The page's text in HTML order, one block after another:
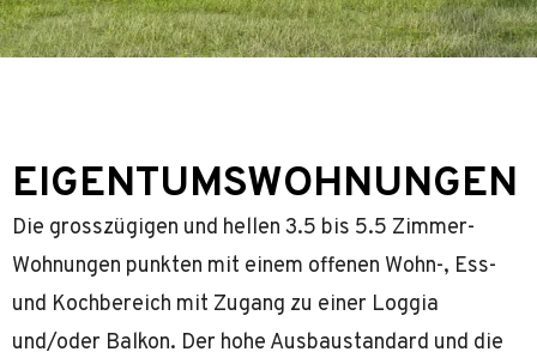
EIGENTUMS­WOHNUNGEN
Die grosszügigen und hellen 3.5 bis 5.5 Zimmer-
Wohnungen punkten mit einem offenen Wohn-, Ess-
und Kochbereich mit Zugang zu einer Loggia
und/oder Balkon. Der hohe Ausbaustandard und die